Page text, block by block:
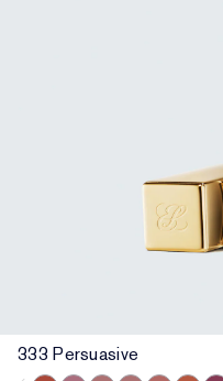
333 Persuasive